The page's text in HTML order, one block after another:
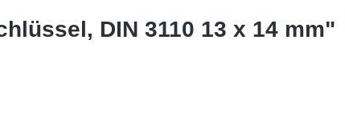
DIN 3110 13 x 14 mm"